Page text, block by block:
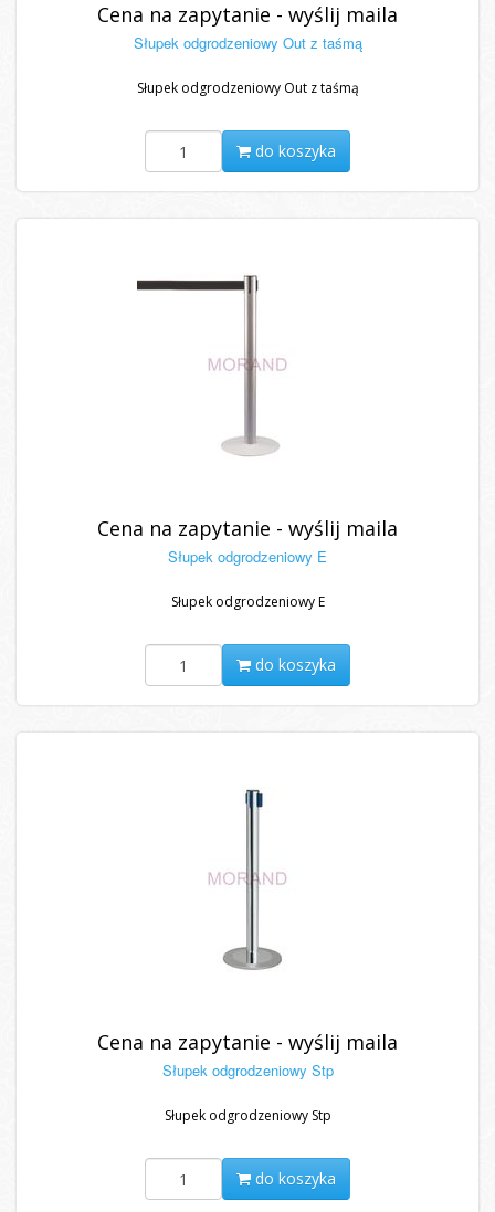
Cena na zapytanie - wyślij maila
Słupek odgrodzeniowy Out z taśmą
Słupek odgrodzeniowy Out z taśmą
do koszyka
Cena na zapytanie - wyślij maila
Słupek odgrodzeniowy E
Słupek odgrodzeniowy E
do koszyka
Cena na zapytanie - wyślij maila
Słupek odgrodzeniowy Stp
Słupek odgrodzeniowy Stp
do koszyka